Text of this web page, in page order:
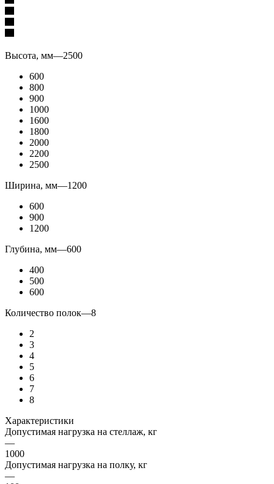
Высота, мм—2500
600
800
900
1000
1600
1800
2000
2200
2500
Ширина, мм—1200
600
900
1200
Глубина, мм—600
400
500
600
Количество полок—8
2
3
4
5
6
7
8
Характеристики
Допустимая нагрузка на стеллаж, кг
—
1000
Допустимая нагрузка на полку, кг
—